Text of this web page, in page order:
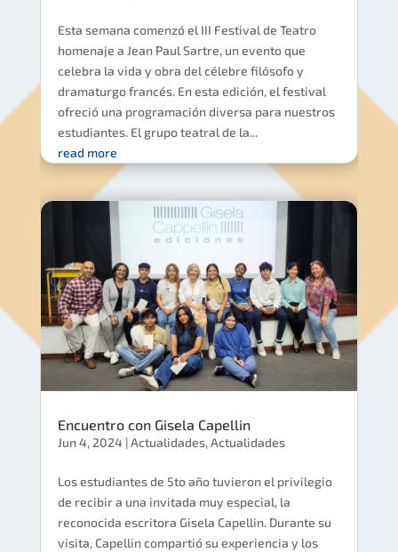
Esta semana comenzó el III Festival de Teatro
homenaje a Jean Paul Sartre, un evento que
celebra la vida y obra del célebre filósofo y
dramaturgo francés. En esta edición, el festival
ofreció una programación diversa para nuestros
estudiantes. El grupo teatral de la...
read more
Encuentro con Gisela Capellin
Jun 4, 2024 |Actualidades,Actualidades
Los estudiantes de 5to año tuvieron el privilegio
de recibir a una invitada muy especial, la
reconocida escritora Gisela Capellin. Durante su
visita, Capellin compartió su experiencia y los